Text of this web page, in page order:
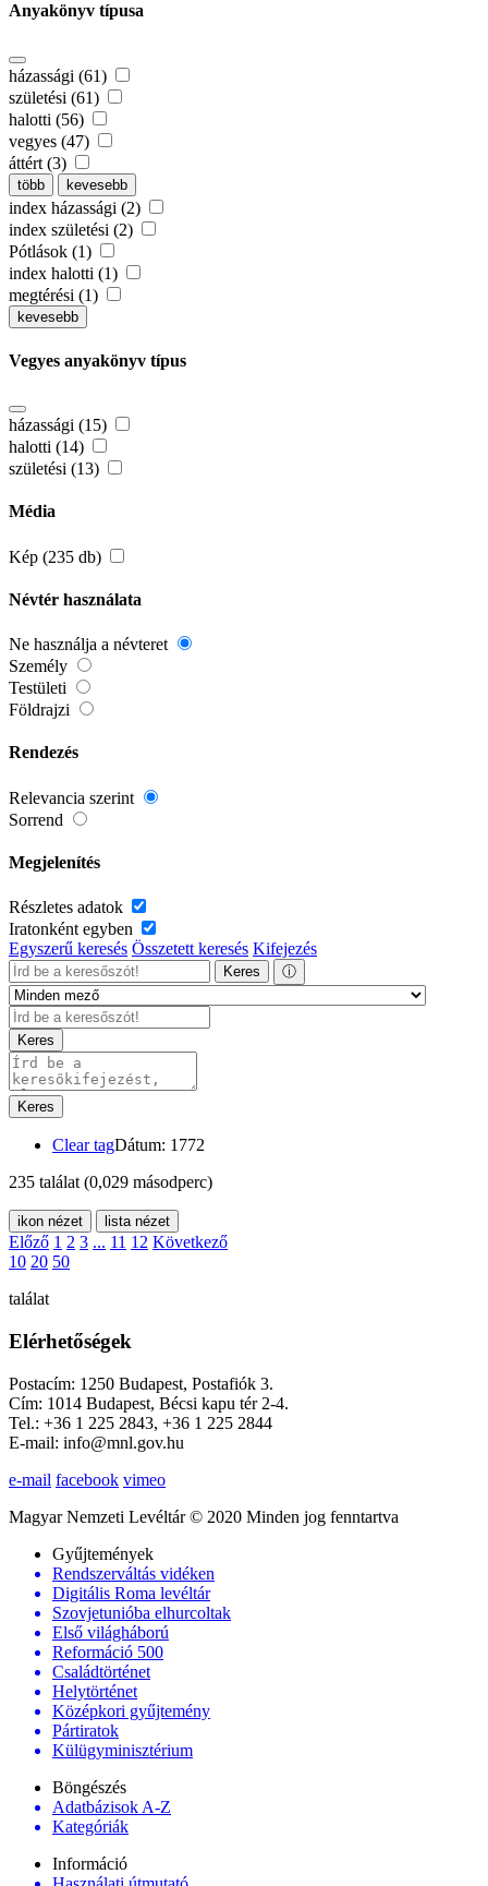
Anyakönyv típusa
házassági (61)
születési (61)
halotti (56)
vegyes (47)
áttért (3)
több kevesebb
index házassági (2)
index születési (2)
Pótlások (1)
index halotti (1)
megtérési (1)
kevesebb
Vegyes anyakönyv típus
házassági (15)
halotti (14)
születési (13)
Média
Kép (235 db)
Névtér használata
Ne használja a névteret
Személy
Testületi
Földrajzi
Rendezés
Relevancia szerint
Sorrend
Megjelenítés
Részletes adatok
Iratonként egyben
Egyszerű keresés Összetett keresés Kifejezés
Keres ⓘ
Keres
Keres
Clear tagDátum: 1772
235 találat (0,029 másodperc)
ikon nézet lista nézet
Előző 1 2 3 ... 11 12 Következő
10 20 50
találat
Elérhetőségek
Postacím: 1250 Budapest, Postafiók 3.
Cím: 1014 Budapest, Bécsi kapu tér 2-4.
Tel.: +36 1 225 2843, +36 1 225 2844
E-mail: info@mnl.gov.hu
e-mail facebook vimeo
Magyar Nemzeti Levéltár © 2020 Minden jog fenntartva
Gyűjtemények
Rendszerváltás vidéken
Digitális Roma levéltár
Szovjetunióba elhurcoltak
Első világháború
Reformáció 500
Családtörténet
Helytörténet
Középkori gyűjtemény
Pártiratok
Külügyminisztérium
Böngészés
Adatbázisok A-Z
Kategóriák
Információ